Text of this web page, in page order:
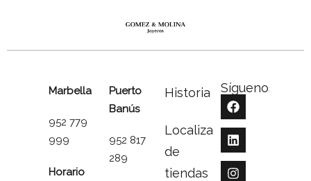
Marbella
952 779
999
Horario
Puerto
Banús
952 817
289
Historia
Localizador
de
tiendas
Síguenos